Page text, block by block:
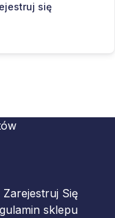
się
Zarejestruj Się
sklepu